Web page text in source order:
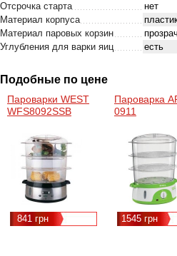
Отсрочка старта
нет
Материал корпуса
Материал паровых корзин
Углубления для варки яиц
есть
Подобные по цене
Пароварки WEST
WFS8092SSB
841 грн
Пароварка
0911
1545 грн